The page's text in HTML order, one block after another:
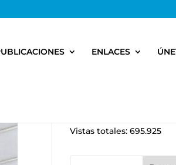
ENLACES
Vistas totales:695.925